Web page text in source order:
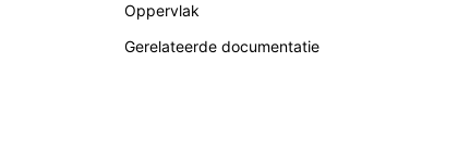
Oppervlak
Gerelateerde documentatie